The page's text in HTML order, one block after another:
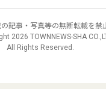
記事・写真等の無断転載を禁
2026 TOWNNEWS-SHA
All Rights Reserved.